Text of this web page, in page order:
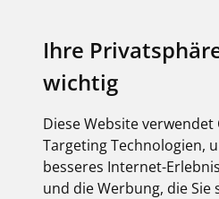
Ihre
wichtig
Diese Website verwendet
Targeting Technologien,
besseres Internet-
und die Werbung, die Sie
Erweiterungen, neue
sowie exklusive
konsequent JUNG
Sicherheit und Design
Neuheiten